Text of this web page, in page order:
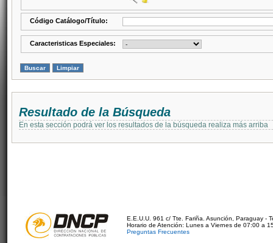
Código Catálogo/Título:
Caracteristicas Especiales:
Resultado de la Búsqueda
En esta sección podrá ver los resultados de la búsqueda realiza más arriba
E.E.U.U. 961 c/ Tte. Fariña. Asunción, Paraguay -
Horario de Atención: Lunes a Viernes de 07:00 a
Preguntas Frecuentes